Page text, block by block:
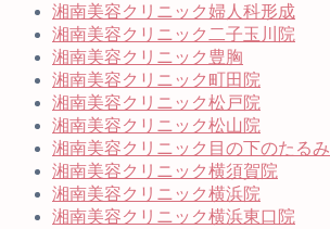
湘南美容クリニック婦人科形成
湘南美容クリニック二子玉川院
湘南美容クリニック豊胸
湘南美容クリニック町田院
湘南美容クリニック松戸院
湘南美容クリニック松山院
湘南美容クリニック目の下のたるみ
湘南美容クリニック横須賀院
湘南美容クリニック横浜院
湘南美容クリニック横浜東口院